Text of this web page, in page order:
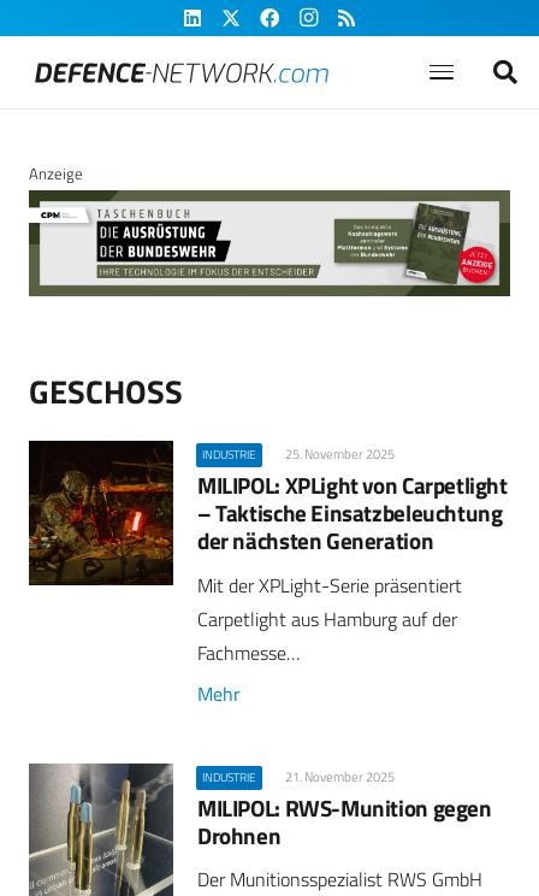
Anzeige
GESCHOSS
INDUSTRIE 25. November 2025
MILIPOL: XPLight von Carpetlight
– Taktische Einsatzbeleuchtung
der nächsten Generation
Mit der XPLight-Serie präsentiert
Carpetlight aus Hamburg auf der
Fachmesse…
Mehr
INDUSTRIE 21. November 2025
MILIPOL: RWS-Munition gegen
Drohnen
Der Munitionsspezialist RWS GmbH